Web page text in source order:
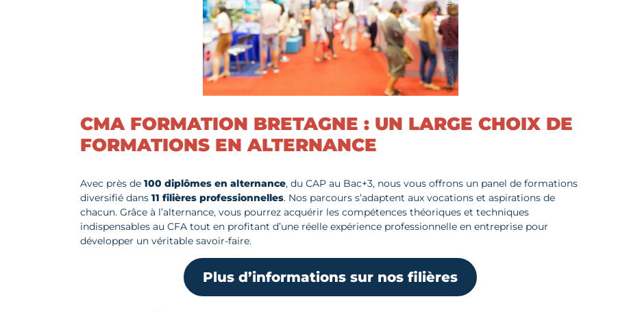
CMA FORMATION BRETAGNE : UN LARGE CHOIX DE
FORMATIONS EN ALTERNANCE
Avec près de 100 diplômes en alternance, du CAP au Bac+3, nous vous offrons un panel de formations
diversifié dans 11 filières professionnelles. Nos parcours s’adaptent aux vocations et aspirations de
chacun. Grâce à l’alternance, vous pourrez acquérir les compétences théoriques et techniques
indispensables au CFA tout en profitant d’une réelle expérience professionnelle en entreprise pour
développer un véritable savoir-faire.
Plus d’informations sur nos filières